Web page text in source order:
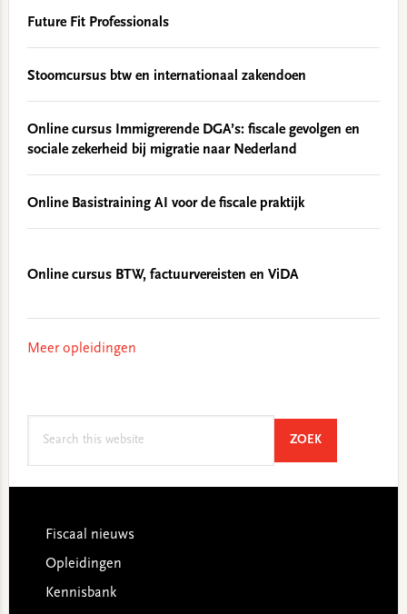
Future Fit Professionals
Stoomcursus btw en internationaal zakendoen
Online cursus Immigrerende DGA’s: fiscale gevolgen en
sociale zekerheid bij migratie naar Nederland
Online Basistraining AI voor de fiscale praktijk
Online cursus BTW, factuurvereisten en ViDA
Meer opleidingen
ZOEKSEARCH
Footer
Fiscaal nieuws
Opleidingen
Kennisbank